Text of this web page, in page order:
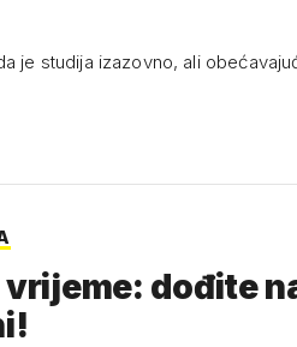
je studija izazovno, ali
dođite